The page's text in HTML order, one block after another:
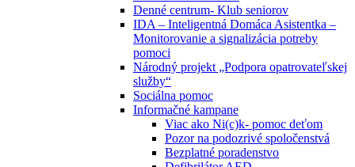
Denné centrum- Klub seniorov
IDA – Inteligentná Domáca Asistentka –
Monitorovanie a signalizácia potreby
pomoci
Národný projekt „Podpora opatrovateľskej
služby“
Sociálna pomoc
Informačné kampane
Viac ako Ni(c)k- pomoc deťom
Pozor na podozrivé spoločenstvá
Bezplatné poradenstvo